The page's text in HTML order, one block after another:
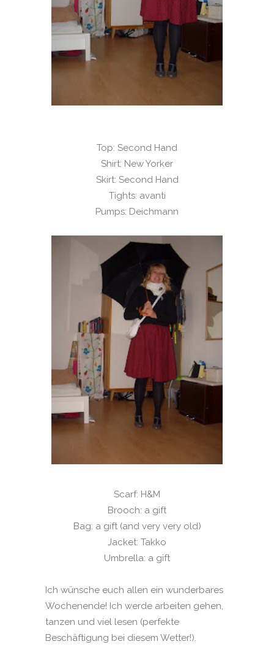
Top: Second Hand
Shirt: New Yorker
Skirt: Second Hand
Tights: avanti
Pumps: Deichmann
Scarf: H&M
Brooch: a gift
Bag: a gift (and very very old)
Jacket: Takko
Umbrella: a gift
Ich wünsche euch allen ein wunderbares
Wochenende! Ich werde arbeiten gehen,
tanzen und viel lesen (perfekte
Beschäftigung bei diesem Wetter!).